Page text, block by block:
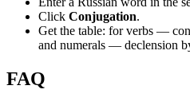
Click Conjugation.
Get the table: for verbs —
and numerals — declension
FAQ